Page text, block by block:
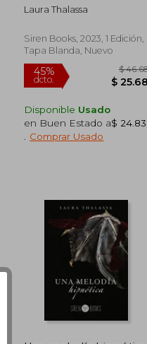
$ 19.07
Laura Thalassa
Siren Books, 2023, 1 Edición,
Tapa Blanda, Nuevo
45%
dcto.
Disponible Usado
en Buen Estado a$ 24.83
Comprar Usado